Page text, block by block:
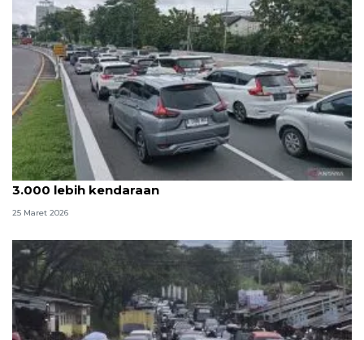
Trafik arus balik di Kalilangkung Semarang masih
3.000 lebih kendaraan
25 Maret 2026